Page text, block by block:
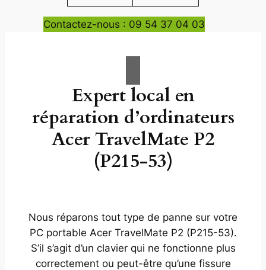
Contactez-nous : 09 54 37 04 03
Expert local en
réparation d’ordinateurs
Acer TravelMate P2
(P215-53)
Nous réparons tout type de panne sur votre
PC portable Acer TravelMate P2 (P215-53).
S’il s’agit d’un clavier qui ne fonctionne plus
correctement ou peut-être qu’une fissure